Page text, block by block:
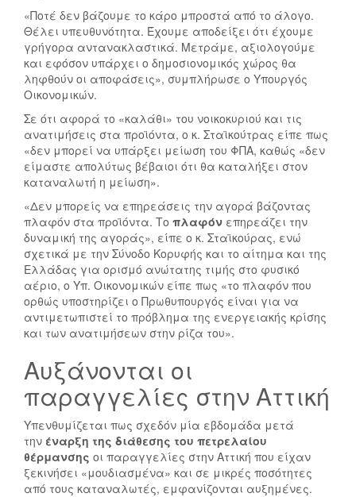
«Ποτέ δεν βάζουμε το κάρο μπροστά από το άλογο.
Θέλει υπευθυνότητα. Έχουμε αποδείξει ότι έχουμε
γρήγορα αντανακλαστικά. Μετράμε, αξιολογούμε
και εφόσον υπάρχει ο δημοσιονομικός χώρος θα
ληφθούν οι αποφάσεις», συμπλήρωσε ο Υπουργός
Οικονομικών.
Σε ότι αφορά το «καλάθι» του νοικοκυριού και τις
ανατιμήσεις στα προϊόντα, ο κ. Σταϊκούτρας είπε πως
«δεν μπορεί να υπάρξει μείωση του ΦΠΑ, καθώς «δεν
είμαστε απολύτως βέβαιοι ότι θα καταλήξει στον
καταναλωτή η μείωση».
«Δεν μπορείς να επηρεάσεις την αγορά βάζοντας
πλαφόν στα προϊόντα. Το πλαφόν επηρεάζει την
δυναμική της αγοράς», είπε ο κ. Σταϊκούρας, ενώ
σχετικά με την Σύνοδο Κορυφής και το αίτημα και της
Ελλάδας για ορισμό ανώτατης τιμής στο φυσικό
αέριο, ο Υπ. Οικονομικών είπε πως «το πλαφόν που
ορθώς υποστηρίζει ο Πρωθυπουργός είναι για να
αντιμετωπιστεί το πρόβλημα της ενεργειακής κρίσης
και των ανατιμήσεων στην ρίζα του».
Αυξάνονται οι
παραγγελίες στην Αττική
Υπενθυμίζεται πως σχεδόν μία εβδομάδα μετά
την έναρξη της διάθεσης του πετρελαίου
θέρμανσης οι παραγγελίες στην Αττική που είχαν
ξεκινήσει «μουδιασμένα» και σε μικρές ποσότητες
από τους καταναλωτές, εμφανίζονται αυξημένες.